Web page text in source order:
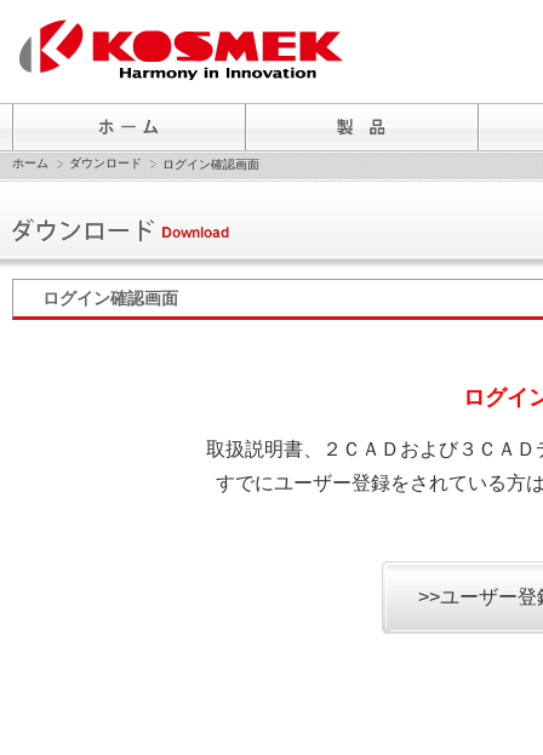
ホーム ダウンロード ログイン確認画面
ログイン確認画面
ログイ
取扱説明書、２ＣＡＤおよび３ＣＡ
すでにユーザー登録をされている方
>>ユーザー